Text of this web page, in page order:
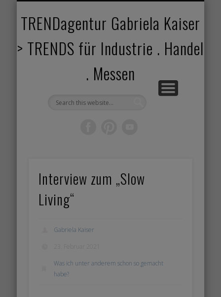
TRENDagentur Gabriela Kaiser
> TRENDS für Industrie . Handel
. Messen
Interview zum „Slow
Living“
Gabriela Kaiser
Was ich unter anderem schon so gemacht
habe?